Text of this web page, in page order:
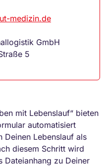
medizin.de
GmbH
5
mit Lebenslauf“ bieten
automatisiert
Deinen Lebenslauf als
diesem Schritt wird
Dateianhang zu Deiner